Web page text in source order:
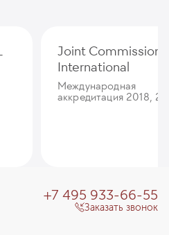
Joint Commission
International
Международная
аккредитация 2018,
+7 495 933-66-55
Заказать звонок